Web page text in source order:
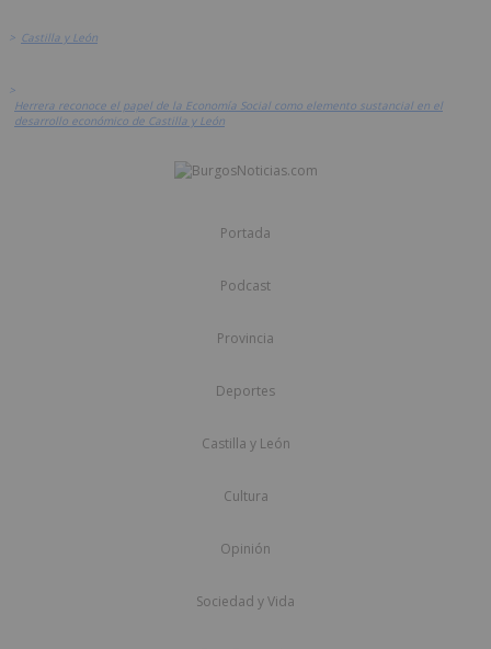
> Castilla y León
>
Herrera reconoce el papel de la Economía Social como elemento sustancial en el
desarrollo económico de Castilla y León
Portada
Podcast
Provincia
Deportes
Castilla y León
Cultura
Opinión
Sociedad y Vida